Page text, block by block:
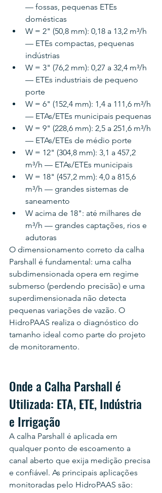
— fossas, pequenas ETEs
domésticas
W = 2" (50,8 mm): 0,18 a 13,2 m³/h
— ETEs compactas, pequenas
indústrias
W = 3" (76,2 mm): 0,27 a 32,4 m³/h
— ETEs industriais de pequeno
porte
W = 6" (152,4 mm): 1,4 a 111,6 m³/h
— ETAs/ETEs municipais pequenas
W = 9" (228,6 mm): 2,5 a 251,6 m³/h
— ETAs/ETEs de médio porte
W = 12" (304,8 mm): 3,1 a 457,2
m³/h — ETAs/ETEs municipais
W = 18" (457,2 mm): 4,0 a 815,6
m³/h — grandes sistemas de
saneamento
W acima de 18": até milhares de
m³/h — grandes captações, rios e
adutoras
O dimensionamento correto da calha
Parshall é fundamental: uma calha
subdimensionada opera em regime
submerso (perdendo precisão) e uma
superdimensionada não detecta
pequenas variações de vazão. O
HidroPAAS realiza o diagnóstico do
tamanho ideal como parte do projeto
de monitoramento.
Onde a Calha Parshall é
Utilizada: ETA, ETE, Indústria
e Irrigação
A calha Parshall é aplicada em
qualquer ponto de escoamento a
canal aberto que exija medição precisa
e confiável. As principais aplicações
monitoradas pelo HidroPAAS são: